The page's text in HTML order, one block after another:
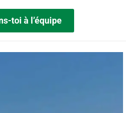
toi à l’équipe